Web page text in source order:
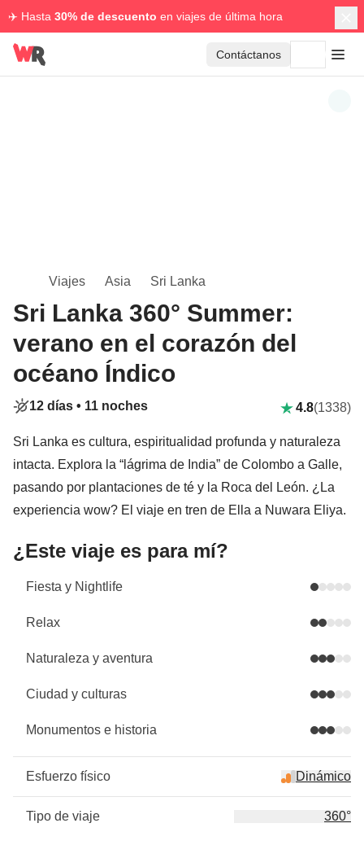
✈️ Hasta 30% de descuento en viajes de última hora
Contáctanos
Viajes Asia Sri Lanka
Sri Lanka 360° Summer:
verano en el corazón del
océano Índico
12 días • 11 noches 4.8(1338)
Sri Lanka es cultura, espiritualidad profunda y naturaleza
intacta. Explora la “lágrima de India” de Colombo a Galle,
pasando por plantaciones de té y la Roca del León. ¿La
experiencia wow? El viaje en tren de Ella a Nuwara Eliya.
¿Este viaje es para mí?
Fiesta y Nightlife
Relax
Naturaleza y aventura
Ciudad y culturas
Monumentos e historia
Esfuerzo físico Dinámico
Tipo de viaje 360°